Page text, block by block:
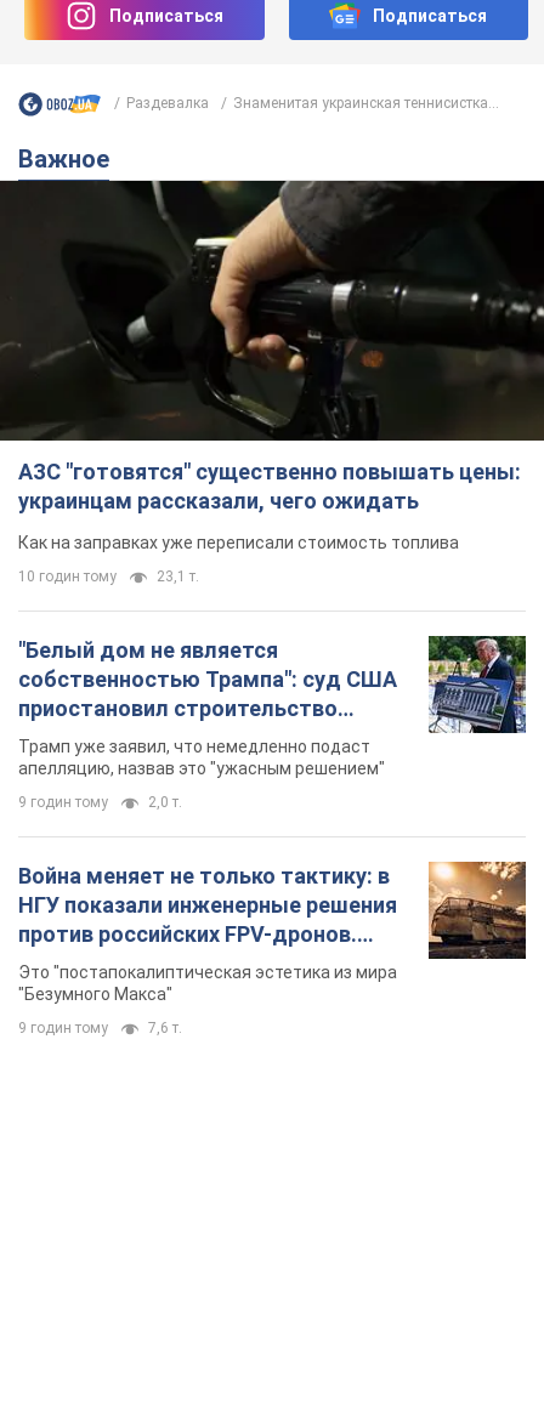
Подписаться Подписаться
Раздевалка Знаменитая украинская теннисистка...
Важное
АЗС "готовятся" существенно повышать цены:
украинцам рассказали, чего ожидать
Как на заправках уже переписали стоимость топлива
10 годин тому 23,1 т.
"Белый дом не является
собственностью Трампа": суд США
приостановил строительство
бального зала стоимостью 400 млн
долларов
Трамп уже заявил, что немедленно подаст
апелляцию, назвав это "ужасным решением"
9 годин тому 2,0 т.
Война меняет не только тактику: в
НГУ показали инженерные решения
против российских FPV-дронов.
Фото
Это "постапокалиптическая эстетика из мира
"Безумного Макса"
9 годин тому 7,6 т.